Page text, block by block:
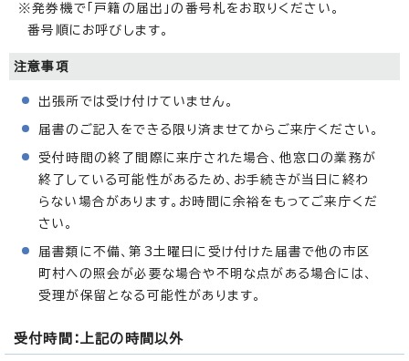
※発券機で「戸籍の届出」の番号札をお取りください。
番号順にお呼びします。
注意事項
出張所では受け付けていません。
届書のご記入をできる限り済ませてからご来庁ください。
受付時間の終了間際に来庁された場合、他窓口の業務が
終了している可能性があるため、お手続きが当日に終わ
らない場合があります。お時間に余裕をもってご来庁くだ
さい。
届書類に不備、第3土曜日に受け付けた届書で他の市区
町村への照会が必要な場合や不明な点がある場合には、
受理が保留となる可能性があります。
受付時間：上記の時間以外